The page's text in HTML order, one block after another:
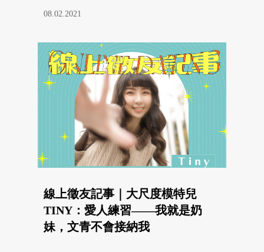
08.02.2021
線上徵友記事｜大尺度模特兒
TINY：愛人練習——我就是奶
妹，文青不會接納我